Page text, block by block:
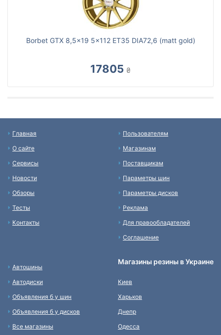
Borbet GTX 8,5x19 5x112 ET35 DIA72,6 (matt gold)
17805 ₴
Главная
О сайте
Сервисы
Новости
Обзоры
Тесты
Контакты
Пользователям
Магазинам
Поставщикам
Параметры шин
Параметры дисков
Реклама
Для правообладателей
Соглашение
Автошины
Автодиски
Объявления б у шин
Объявления б у дисков
Все магазины
Магазины резины в Украине
Киев
Харьков
Днепр
Одесса